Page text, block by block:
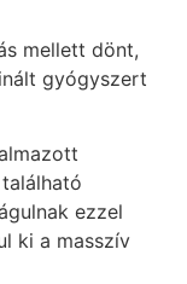
mellett dönt,
gyógyszert
ezzel
ki a masszív